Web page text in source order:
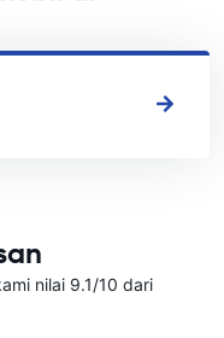
di Stavanger
nilai 9.1/10 dari